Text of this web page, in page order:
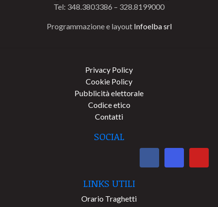
Tel: 348.3803386 – 328.8199000
Programmazione e layout Infoelba srl
Privacy Policy
Cookie Policy
Pubblicità elettorale
Codice etico
Contatti
SOCIAL
LINKS UTILI
Orario Traghetti